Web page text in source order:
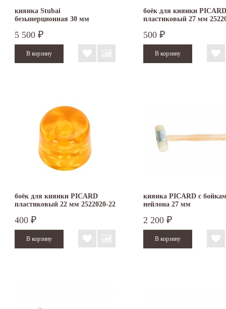
киянка Stubai
безынерционная 30 мм
5 500 ₽
боёк для киянки PICARD
пластиковый 27 мм
500 ₽
боёк для киянки PICARD
пластиковый 22 мм 2522020-22
400 ₽
киянка PICARD с
нейлона 27 мм
2 200 ₽